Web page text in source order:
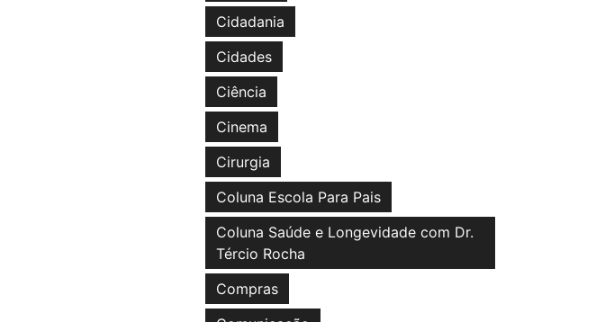
Cidadania
Cidades
Ciência
Cinema
Cirurgia
Coluna Escola Para Pais
Coluna Saúde e Longevidade com Dr.
Tércio Rocha
Compras